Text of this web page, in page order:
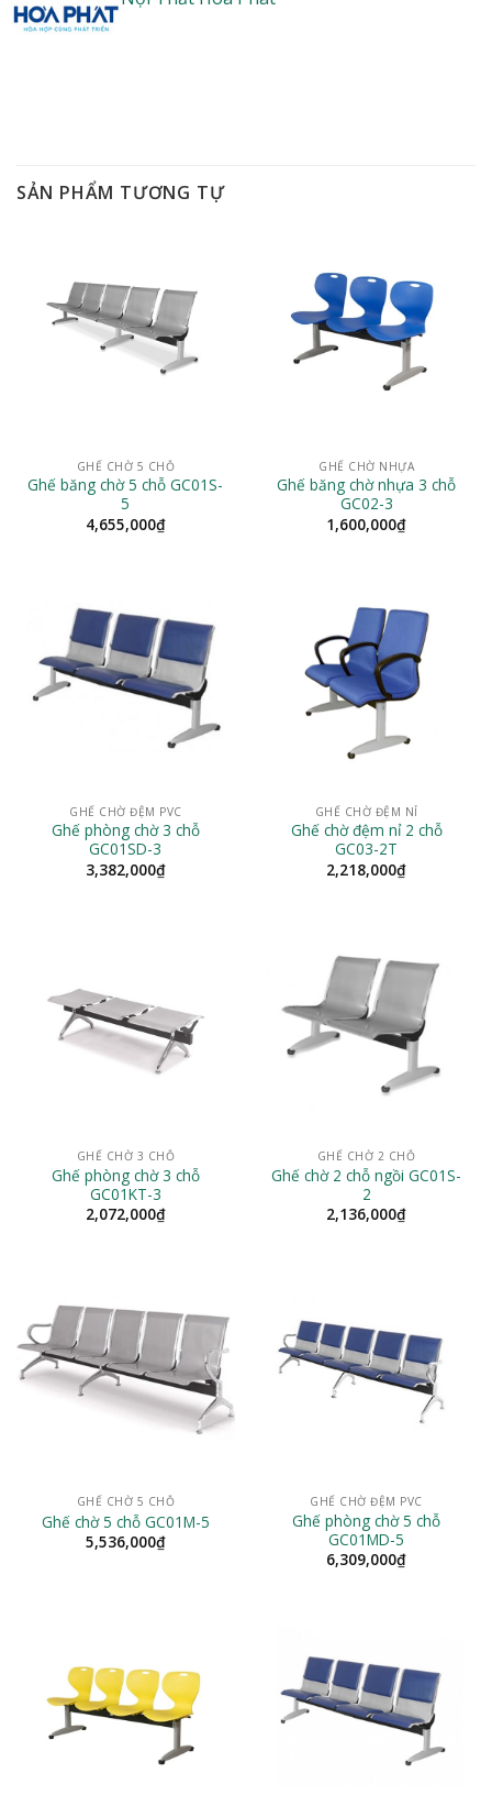
SẢN PHẨM TƯƠNG TỰ
GHẾ CHỜ 5 CHỖ
Ghế băng chờ 5 chỗ GC01S-
5
4,655,000₫
GHẾ CHỜ NHỰA
Ghế băng chờ nhựa 3 chỗ
GC02-3
1,600,000₫
GHẾ CHỜ ĐỆM PVC
Ghế phòng chờ 3 chỗ
GC01SD-3
3,382,000₫
GHẾ CHỜ ĐỆM NỈ
Ghế chờ đệm nỉ 2 chỗ
GC03-2T
2,218,000₫
GHẾ CHỜ 3 CHỖ
Ghế phòng chờ 3 chỗ
GC01KT-3
2,072,000₫
GHẾ CHỜ 2 CHỖ
Ghế chờ 2 chỗ ngồi GC01S-
2
2,136,000₫
GHẾ CHỜ 5 CHỖ
Ghế chờ 5 chỗ GC01M-5
5,536,000₫
GHẾ CHỜ ĐỆM PVC
Ghế phòng chờ 5 chỗ
GC01MD-5
6,309,000₫